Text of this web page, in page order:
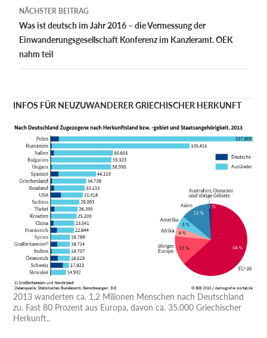
NÄCHSTER BEITRAG
Was ist deutsch im Jahr 2016 – die Vermessung der
Einwanderungsgesellschaft Konferenz im Kanzleramt. OEK
nahm teil
INFOS FÜR NEUZUWANDERER GRIECHISCHER HERKUNFT
2013 wanderten ca. 1,2 Milionen Menschen nach Deutschland
zu. Fast 80 Prozent aus Europa, davon ca. 35.000 Griechischer
Herkunft..